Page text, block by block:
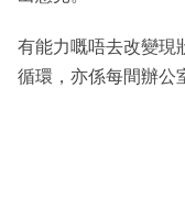
有能力嘅唔去改變現
循環，亦係每間辦公